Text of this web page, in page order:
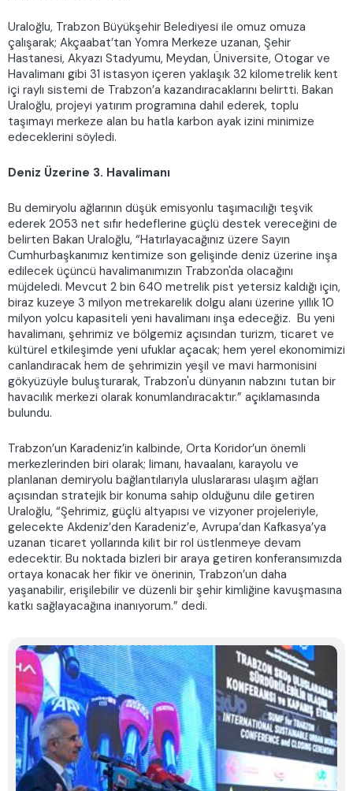
Uraloğlu, Trabzon Büyükşehir Belediyesi ile omuz omuza
çalışarak; Akçaabat’tan Yomra Merkeze uzanan, Şehir
Hastanesi, Akyazı Stadyumu, Meydan, Üniversite, Otogar ve
Havalimanı gibi 31 istasyon içeren yaklaşık 32 kilometrelik kent
içi raylı sistemi de Trabzon’a kazandıracaklarını belirtti. Bakan
Uraloğlu, projeyi yatırım programına dahil ederek, toplu
taşımayı merkeze alan bu hatla karbon ayak izini minimize
edeceklerini söyledi.
Deniz Üzerine 3. Havalimanı
Bu demiryolu ağlarının düşük emisyonlu taşımacılığı teşvik
ederek 2053 net sıfır hedeflerine güçlü destek vereceğini de
belirten Bakan Uraloğlu, “Hatırlayacağınız üzere Sayın
Cumhurbaşkanımız kentimize son gelişinde deniz üzerine inşa
edilecek üçüncü havalimanımızın Trabzon'da olacağını
müjdeledi. Mevcut 2 bin 640 metrelik pist yetersiz kaldığı için,
biraz kuzeye 3 milyon metrekarelik dolgu alanı üzerine yıllık 10
milyon yolcu kapasiteli yeni havalimanı inşa edeceğiz. Bu yeni
havalimanı, şehrimiz ve bölgemiz açısından turizm, ticaret ve
kültürel etkileşimde yeni ufuklar açacak; hem yerel ekonomimizi
canlandıracak hem de şehrimizin yeşil ve mavi harmonisini
gökyüzüyle buluşturarak, Trabzon'u dünyanın nabzını tutan bir
havacılık merkezi olarak konumlandıracaktır.” açıklamasında
bulundu.
Trabzon’un Karadeniz’in kalbinde, Orta Koridor’un önemli
merkezlerinden biri olarak; limanı, havaalanı, karayolu ve
planlanan demiryolu bağlantılarıyla uluslararası ulaşım ağları
açısından stratejik bir konuma sahip olduğunu dile getiren
Uraloğlu, “Şehrimiz, güçlü altyapısı ve vizyoner projeleriyle,
gelecekte Akdeniz’den Karadeniz’e, Avrupa’dan Kafkasya’ya
uzanan ticaret yollarında kilit bir rol üstlenmeye devam
edecektir. Bu noktada bizleri bir araya getiren konferansımızda
ortaya konacak her fikir ve önerinin, Trabzon’un daha
yaşanabilir, erişilebilir ve düzenli bir şehir kimliğine kavuşmasına
katkı sağlayacağına inanıyorum.” dedi.